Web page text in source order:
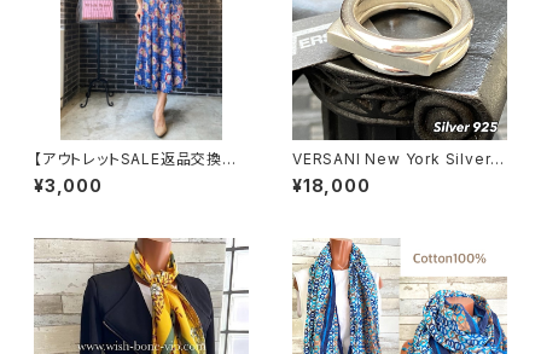
【アウトレットSALE返品交換不
可8/20まで】フランス製インポ
ート・ロング丈マキシワンピース
¥3,000
VERSANI New York Silver9
25 ベルサーニNY 3連シルバー
リング【16～26号】 スクエアー
¥18,000